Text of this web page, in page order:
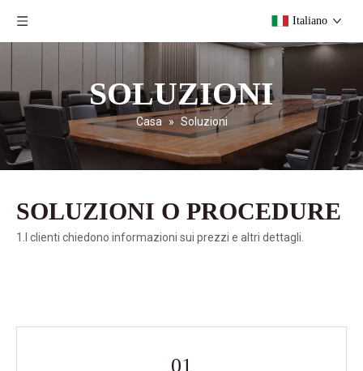
Italiano
SOLUZIONI
Casa » Soluzioni
SOLUZIONI O PROCEDURE
1.I clienti chiedono informazioni sui prezzi e altri dettagli.
01